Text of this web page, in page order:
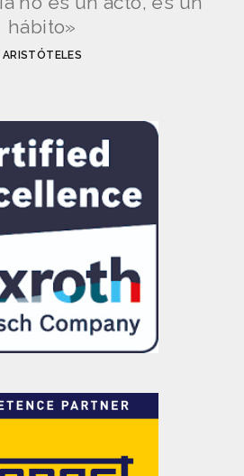
hábito»
ARISTÓTELES